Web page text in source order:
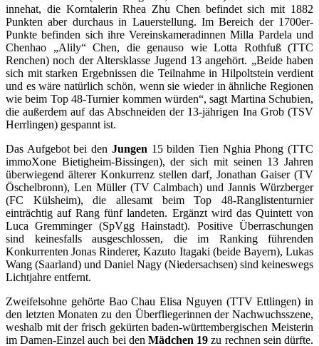
innehat, die Korntalerin Rhea Zhu Chen befindet sich mit 1882
Punkten aber durchaus in Lauerstellung. Im Bereich der 1700er-
Punkte befinden sich ihre Vereinskameradinnen Milla Pardela und
Chenhao „Alily“ Chen, die genauso wie Lotta Rothfuß (TTC
Renchen) noch der Altersklasse Jugend 13 angehört. „Beide haben
sich mit starken Ergebnissen die Teilnahme in Hilpoltstein verdient
und es wäre natürlich schön, wenn sie wieder in ähnliche Regionen
wie beim Top 48-Turnier kommen würden“, sagt Martina Schubien,
die außerdem auf das Abschneiden der 13-jährigen Ina Grob (TSV
Herrlingen) gespannt ist.
Das Aufgebot bei den Jungen 15 bilden Tien Nghia Phong (TTC
immoXone Bietigheim-Bissingen), der sich mit seinen 13 Jahren
überwiegend älterer Konkurrenz stellen darf, Jonathan Gaiser (TV
Öschelbronn), Len Müller (TV Calmbach) und Jannis Würzberger
(FC Külsheim), die allesamt beim Top 48-Ranglistenturnier
einträchtig auf Rang fünf landeten. Ergänzt wird das Quintett von
Luca Gremminger (SpVgg Hainstadt). Positive Überraschungen
sind keinesfalls ausgeschlossen, die im Ranking führenden
Konkurrenten Jonas Rinderer, Kazuto Itagaki (beide Bayern), Lukas
Wang (Saarland) und Daniel Nagy (Niedersachsen) sind keineswegs
Lichtjahre entfernt.
Zweifelsohne gehörte Bao Chau Elisa Nguyen (TTV Ettlingen) in
den letzten Monaten zu den Überfliegerinnen der Nachwuchsszene,
weshalb mit der frisch gekürten baden-württembergischen Meisterin
im Damen-Einzel auch bei den Mädchen 19 zu rechnen sein dürfte.